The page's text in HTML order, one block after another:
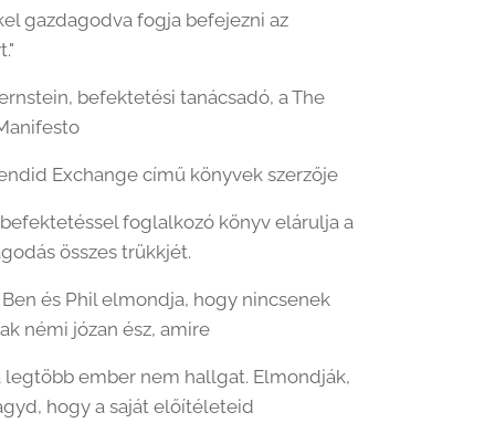
gazdagodva fogja befejezni az
befektetési tanácsadó, a The
Exchange című könyvek szerzője
foglalkozó könyv elárulja a
összes trükkjét.
és Phil elmondja, hogy nincsenek
némi józan ész, amire
legtöbb ember nem hallgat. Elmondják,
hogy a saját előítéleteid